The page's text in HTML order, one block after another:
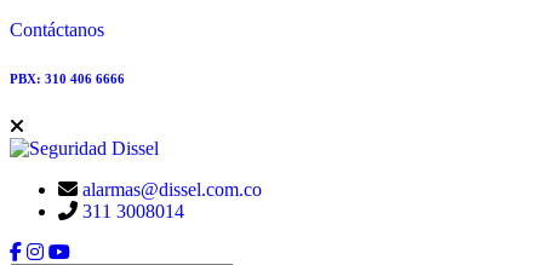
Contáctanos
PBX: 310 406 6666
alarmas@dissel.com.co
311 3008014